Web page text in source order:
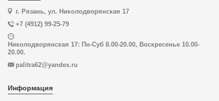
г. Рязань, ул. Николодворянская 17
+7 (4912) 99-25-79
Николодворянская 17: Пн-Суб 8.00-20.00, Воскресенье 10.00-
20.00.
palitra62@yandex.ru
Информация